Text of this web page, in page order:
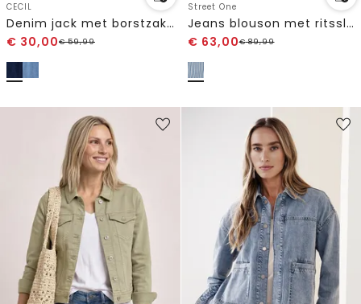
CECIL
Denim jack met borstzakken en knopen
€ 30,00€59,99
Street One
Jeans blouson met ritssluiting
€ 63,00€89,99